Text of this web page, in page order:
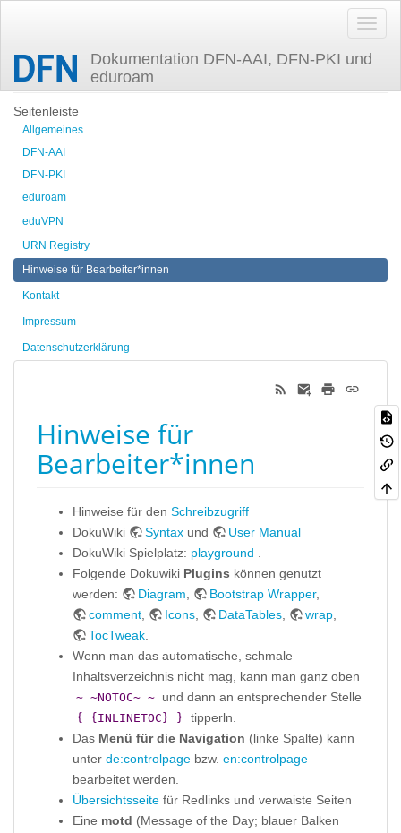
Dokumentation DFN-AAI, DFN-PKI und
eduroam
Zuletzt angesehen howto
Seitenleiste
Allgemeines
DFN-AAI
DFN-PKI
eduroam
eduVPN
URN Registry
Hinweise für Bearbeiter*innen
Kontakt
Impressum
Datenschutzerklärung
Hinweise für
Bearbeiter*innen
Hinweise für den Schreibzugriff
DokuWiki
Syntax und
User Manual
DokuWiki Spielplatz: playground
Folgende Dokuwiki Plugins können genutzt
werden:
Diagram Bootstrap Wrapper,
comment
Icons DataTables wrap
TocTweak
Wenn man das automatische, schmale
Inhaltsverzeichnis nicht mag, kann man ganz oben
~ ~NOTOC~ ~ und dann an entsprechender Stelle
{ {INLINETOC} } tipperln.
Das Menü für die Navigation (linke Spalte) kann
unter de:controlpage bzw. en:controlpage
bearbeitet werden.
Übersichtsseite für Redlinks und verwaiste Seiten
Eine motd (Message of the Day; blauer Balken